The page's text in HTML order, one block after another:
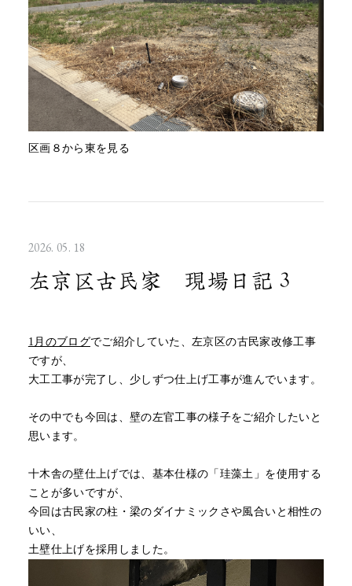
区画８から東を見る
2026. 05. 18
左京区古民家 現場日記３
1月のブログでご紹介していた、左京区の古民家改修工事
ですが、
大工工事が完了し、少しずつ仕上げ工事が進んでいます。
その中でも今回は、壁の左官工事の様子をご紹介したいと
思います。
十木舎の壁仕上げでは、基本仕様の「珪藻土」を使用する
ことが多いですが、
今回は古民家の柱・梁のダイナミックさや風合いと相性の
いい、
土壁仕上げを採用しました。